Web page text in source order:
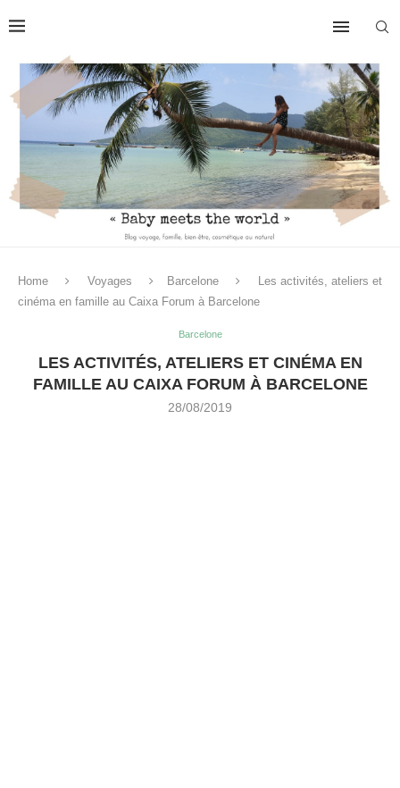
Home Voyages Barcelone
Les activités, ateliers et
cinéma en famille au Caixa Forum à Barcelone
Barcelone
LES ACTIVITÉS, ATELIERS ET CINÉMA EN
FAMILLE AU CAIXA FORUM À BARCELONE
28/08/2019